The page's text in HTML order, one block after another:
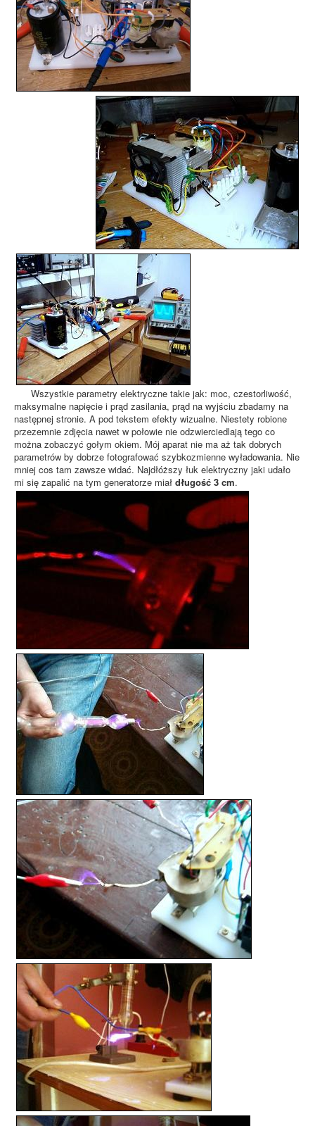
Wszystkie parametry elektryczne takie jak: moc, czestorliwość,
maksymalne napięcie i prąd zasilania, prąd na wyjściu zbadamy na
następnej stronie. A pod tekstem efekty wizualne. Niestety robione
przezemnie zdjęcia nawet w połowie nie odzwierciedlają tego co
można zobaczyć gołym okiem. Mój aparat nie ma aż tak dobrych
parametrów by dobrze fotografować szybkozmienne wyładowania. Nie
mniej cos tam zawsze widać. Najdłóższy łuk elektryczny jaki udało
mi się zapalić na tym generatorze miał długość 3 cm.